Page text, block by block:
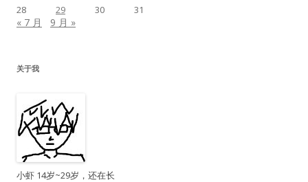
28
29 30 31
« 7 月 9 月 »
关于我
小虾 14岁~29岁，还在长